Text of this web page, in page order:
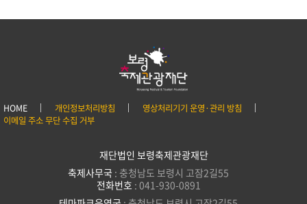
HOME 개인정보처리방침
영상처리기기 운영·관리 방침
이메일 주소 무단 수집 거부
재단법인 보령축제관광재단
축제사무국 : 충청남도 보령시 고잠2길55
전화번호 : 041-930-0891